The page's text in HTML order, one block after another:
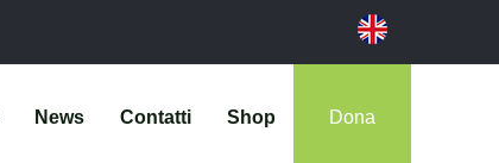
News Contatti Shop Dona